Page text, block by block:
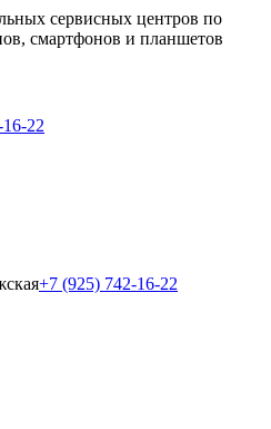
сервисных центров по
смартфонов и планшетов
22
+7 (925) 742-16-22